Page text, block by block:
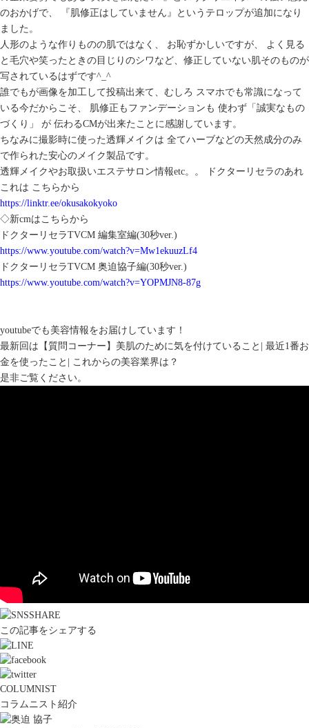
のおかげで、 『肌修正はしていません』というテロップが追加になり
ました。
人形のような作りものの肌ではなく、 お恥ずかしいですが、 よく見る
と毛穴や笑ったときの目じりのシワなど、修正していない肌そのものが
写されているはずです^_^
誰でもが画像を加工して投稿出来て、むしろ スマホでも常識になって
いる今だからこそ、 肌修正もファンデーションも 使わず「誠実なもの
づくり」 が 伝わるCMが出来たことに感謝しています。
ちなみに撮影時に使った透輝メイクは 全てハーブなどの天然成分のみ
で作られた安心のメイク製品です。
透輝メイクやお取扱いエステサロン情報etc。。 ドクターリセラのあれ
これは こちらから
https://linktr.ee/okusakokyoko
◇新cmはこちらから
ドクターリセラTVCM 編集室編(30秒ver.)
https://www.youtube.com/watch?v=Mw1ekuuzLf4
ドクターリセラTVCM 奥迫協子編(30秒ver.)
https://www.youtube.com/watch?v=YOPMJN8-87g
youtubeでも美容情報をお届けしています！
最新回は【質問コーナー】美肌のために気を付けていること| 最近1番お
金を使ったこと| これからの美容業界は？
是非ご覧ください。
この記事をシェアする
COLUMNIST
コラムニスト紹介